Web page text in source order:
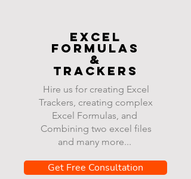
Excel
FOrmulas
&
Trackers
Hire us for creating Excel
Trackers, creating complex
Excel Formulas, and
Combining two excel files
and many more...
Get Free Consultation